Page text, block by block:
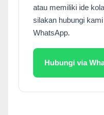
atau memiliki ide
silakan hubungi
WhatsApp.
Hubungi via